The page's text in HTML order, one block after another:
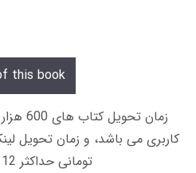
this book
زمان
تومانی حداکثر 12 ساعت از طریق پیامک/ایمیل